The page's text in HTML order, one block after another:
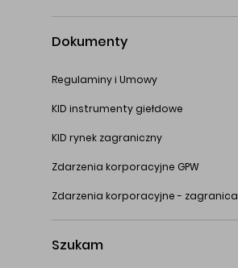
Dokumenty
Regulaminy i Umowy
KID instrumenty giełdowe
KID rynek zagraniczny
Zdarzenia korporacyjne GPW
Zdarzenia korporacyjne - zagranica
Szukam